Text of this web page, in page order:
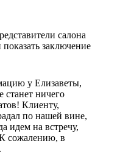
салона
заключение
у Елизаветы,
станет ничего
Клиенту,
по нашей вине,
идем на встречу,
сожалению, в